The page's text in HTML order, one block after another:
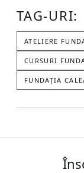
TAG-URI:
ATELIERE
CURSURI
FUNDAȚIA